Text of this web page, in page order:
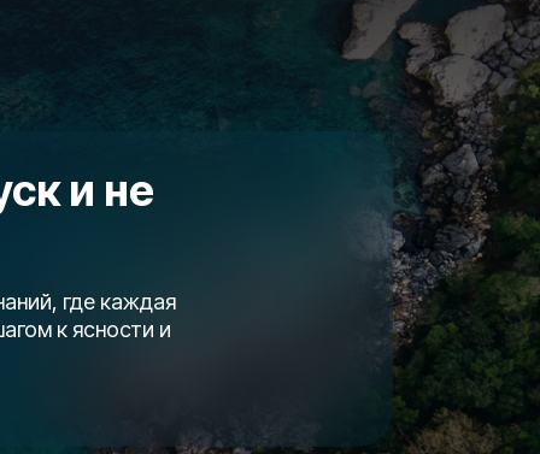
и не
где каждая
к ясности и